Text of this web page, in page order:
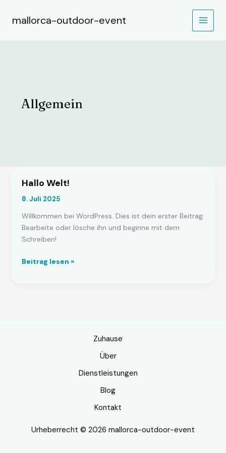
Inhaltmallorca-outdoor-event
MAIN
Allgemein
Hallo Welt!
8. Juli 2025
Willkommen bei WordPress. Dies ist dein erster Beitrag.
Bearbeite oder lösche ihn und beginne mit dem
Schreiben!
Hallo
Beitrag lesen »
Zuhause
Über
Dienstleistungen
Blog
Kontakt
Urheberrecht © 2026 mallorca-outdoor-event